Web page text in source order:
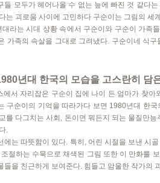
들 모두가 헤어나올 수 없는 늪에 빠진 것 같다
는 괴로움 사이에 고민하다 구순이는 그림의 세
라는 시대 상황 속에서 구순이와 구순이 가족
가족의 속살을 그대로 그려냈다. 구순이네 식
년대 한국의 모습을 고스란히 담
에서 자리잡은 구순이 집에 나이 든 엄마가 찾
구순이의 기억을 따라가다 보면 1980년대 한
를 다그치는 사회, 돈이면 뭐든지 되는 물질만
.
에는 따뜻함이 있다. 특히, 어린 시절을 보낸 시
절하는 수묵으로 채색된 그림 또한 이 만화를
들을 친근하게 보여준다. 힘들고 암울한 작가의